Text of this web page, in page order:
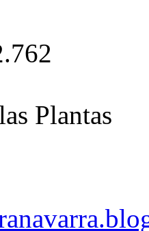
Plantas